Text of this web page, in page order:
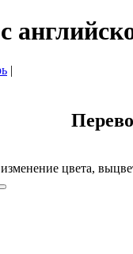
|
цвета,